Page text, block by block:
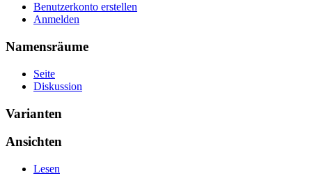
Benutzerkonto erstellen
Anmelden
Namensräume
Seite
Diskussion
Varianten
Ansichten
Lesen